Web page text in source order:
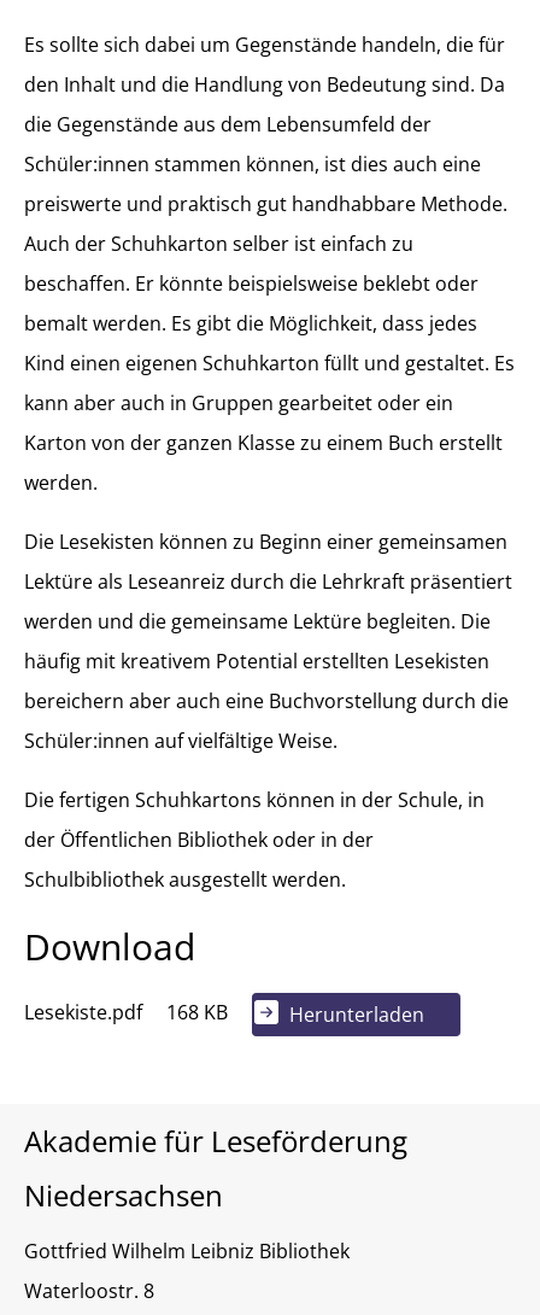
Es sollte sich dabei um Gegenstände handeln, die für
den Inhalt und die Handlung von Bedeutung sind. Da
die Gegenstände aus dem Lebensumfeld der
Schüler:innen stammen können, ist dies auch eine
preiswerte und praktisch gut handhabbare Methode.
Auch der Schuhkarton selber ist einfach zu
beschaffen. Er könnte beispielsweise beklebt oder
bemalt werden. Es gibt die Möglichkeit, dass jedes
Kind einen eigenen Schuhkarton füllt und gestaltet. Es
kann aber auch in Gruppen gearbeitet oder ein
Karton von der ganzen Klasse zu einem Buch erstellt
werden.
Die Lesekisten können zu Beginn einer gemeinsamen
Lektüre als Leseanreiz durch die Lehrkraft präsentiert
werden und die gemeinsame Lektüre begleiten. Die
häufig mit kreativem Potential erstellten Lesekisten
bereichern aber auch eine Buchvorstellung durch die
Schüler:innen auf vielfältige Weise.
Die fertigen Schuhkartons können in der Schule, in
der Öffentlichen Bibliothek oder in der
Schulbibliothek ausgestellt werden.
Download
Lesekiste.pdf 168 KB Herunterladen
Akademie für Leseförderung
Niedersachsen
Gottfried Wilhelm Leibniz Bibliothek
Waterloostr. 8